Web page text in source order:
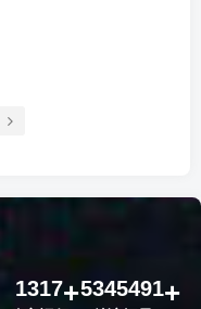
1317 5345491